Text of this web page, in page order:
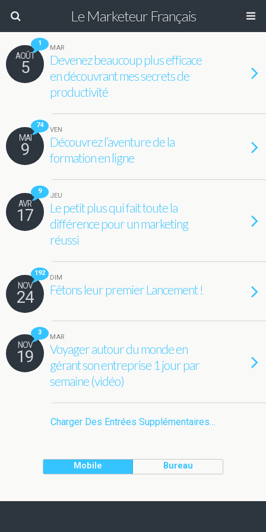
Le Marketeur Français
1
AOÛT
5
MAR
Devenez beaucoup plus efficace
en découvrant mes secrets de
productivité
74
MAI
9
VEN
Découvrez l’aventure de la
formation en ligne
9
AVR
17
JEU
Le petit plus qui fait toute la
différence pour un marketing
réussi
192
NOV
24
DIM
Fêtons leur premier Lancement !
3
NOV
19
MAR
Voyager autour du monde en
gérant son entreprise 1 jour par
semaine (vidéo)
Charger Des Entrées Supplémentaires…
Mobile Bureau